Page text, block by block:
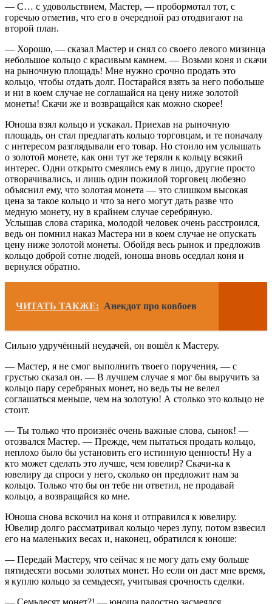
— С… с удовольствием, Мастер, — пробормотал тот, с
горечью отметив, что его в очередной раз отодвигают на
второй план.
— Хорошо, — сказал Мастер и снял со своего левого мизинца
небольшое кольцо с красивым камнем. — Возьми коня и скачи
на рыночную площадь! Мне нужно срочно продать это
кольцо, чтобы отдать долг. Постарайся взять за него побольше
и ни в коем случае не соглашайся на цену ниже золотой
монеты! Скачи же и возвращайся как можно скорее!
Юноша взял кольцо и ускакал. Приехав на рыночную
площадь, он стал предлагать кольцо торговцам, и те поначалу
с интересом разглядывали его товар. Но стоило им услышать
о золотой монете, как они тут же теряли к кольцу всякий
интерес. Одни открыто смеялись ему в лицо, другие просто
отворачивались, и лишь один пожилой торговец любезно
объяснил ему, что золотая монета — это слишком высокая
цена за такое кольцо и что за него могут дать разве что
медную монету, ну в крайнем случае серебряную.
Услышав слова старика, молодой человек очень расстроился,
ведь он помнил наказ Мастера ни в коем случае не опускать
цену ниже золотой монеты. Обойдя весь рынок и предложив
кольцо доброй сотне людей, юноша вновь оседлал коня и
вернулся обратно.
ЧИТАТЬ ТАКЖЕ: Анекдот про ковбоев
Сильно удручённый неудачей, он вошёл к Мастеру.
— Мастер, я не смог выполнить твоего поручения, — с
грустью сказал он. — В лучшем случае я мог бы выручить за
кольцо пару серебряных монет, но ведь ты не велел
соглашаться меньше, чем на золотую! А столько это кольцо не
стоит.
— Ты только что произнёс очень важные слова, сынок! —
отозвался Мастер. — Прежде, чем пытаться продать кольцо,
неплохо было бы установить его истинную ценность! Ну а
кто может сделать это лучше, чем ювелир? Скачи-ка к
ювелиру да спроси у него, сколько он предложит нам за
кольцо. Только что бы он тебе ни ответил, не продавай
кольцо, а возвращайся ко мне.
Юноша снова вскочил на коня и отправился к ювелиру.
Ювелир долго рассматривал кольцо через лупу, потом взвесил
его на маленьких весах и, наконец, обратился к юноше:
— Передай Мастеру, что сейчас я не могу дать ему больше
пятидесяти восьми золотых монет. Но если он даст мне время,
я куплю кольцо за семьдесят, учитывая срочность сделки.
— Семьдесят монет?! — юноша радостно засмеялся,